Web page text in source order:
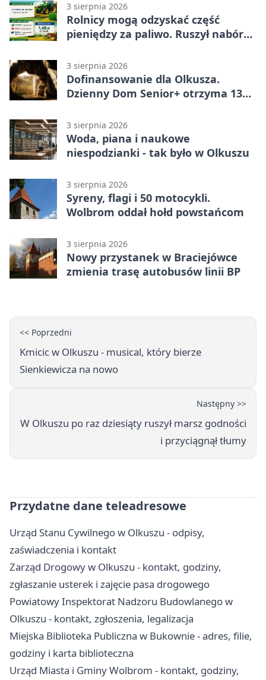
3 sierpnia 2026
Rolnicy mogą odzyskać część
pieniędzy za paliwo. Ruszył nabór
3 sierpnia 2026
Dofinansowanie dla Olkusza.
Dzienny Dom Senior+ otrzyma 134
3 sierpnia 2026
Woda, piana i naukowe
niespodzianki - tak było w Olkuszu
3 sierpnia 2026
Syreny, flagi i 50 motocykli.
Wolbrom oddał hołd powstańcom
3 sierpnia 2026
Nowy przystanek w Braciejówce
zmienia trasę autobusów linii BP
<< Poprzedni
Kmicic w Olkuszu - musical, który bierze
Sienkiewicza na nowo
Następny >>
W Olkuszu po raz dziesiąty ruszył marsz godności
i przyciągnął tłumy
Przydatne dane teleadresowe
Urząd Stanu Cywilnego w Olkuszu - odpisy,
zaświadczenia i kontakt
Zarząd Drogowy w Olkuszu - kontakt, godziny,
zgłaszanie usterek i zajęcie pasa drogowego
Powiatowy Inspektorat Nadzoru Budowlanego w
Olkuszu - kontakt, zgłoszenia, legalizacja
Miejska Biblioteka Publiczna w Bukownie - adres, filie,
godziny i karta biblioteczna
Urząd Miasta i Gminy Wolbrom - kontakt, godziny,